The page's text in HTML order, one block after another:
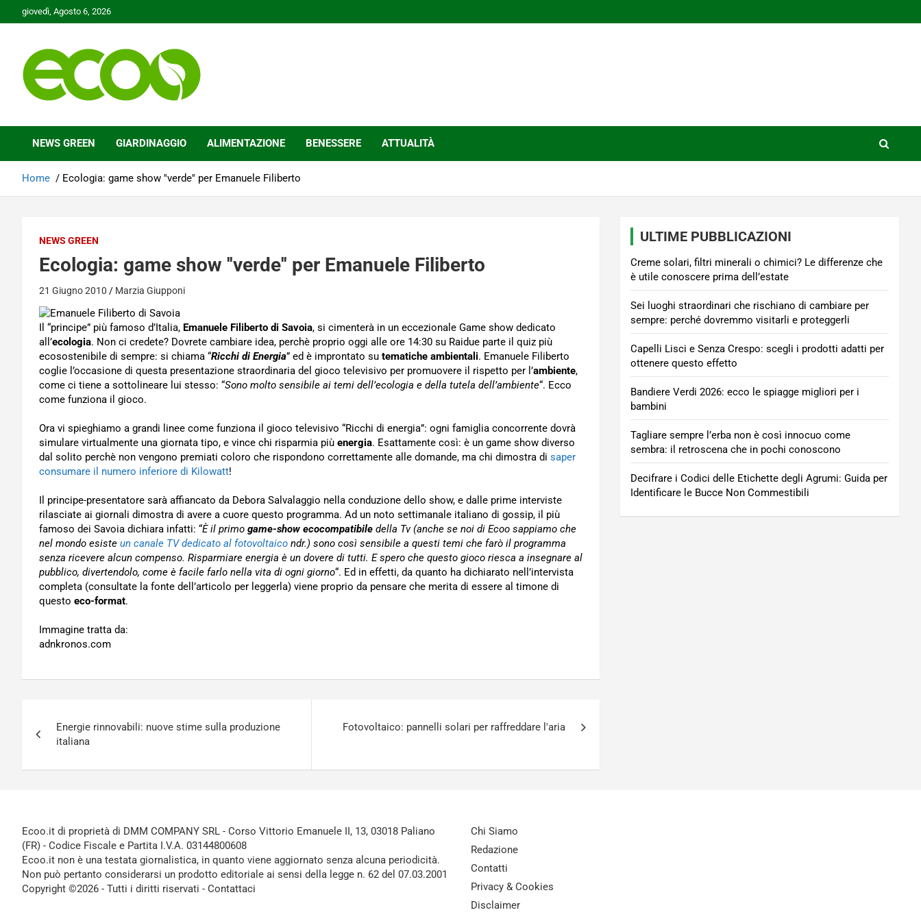
to
giovedì, Agosto 6, 2026
Ecoo.it
NEWS GREEN GIARDINAGGIO ALIMENTAZIONE BENESSERE ATTUALITÀ
Home Ecologia: game show ''verde'' per Emanuele Filiberto
NEWS GREEN
Ecologia: game show ''verde'' per Emanuele Filiberto
21 Giugno 2010 Marzia Giupponi
Il “principe” più famoso d’Italia, Emanuele Filiberto di Savoia, si cimenterà in un eccezionale Game show dedicato
all’ecologia. Non ci credete? Dovrete cambiare idea, perchè proprio oggi alle ore 14:30 su Raidue parte il quiz più
ecosostenibile di sempre: si chiama “Ricchi di Energia” ed è improntato su tematiche ambientali. Emanuele Filiberto
coglie l’occasione di questa presentazione straordinaria del gioco televisivo per promuovere il rispetto per l’ambiente,
come ci tiene a sottolineare lui stesso: “Sono molto sensibile ai temi dell’ecologia e della tutela dell’ambiente“. Ecco
come funziona il gioco.
Ora vi spieghiamo a grandi linee come funziona il gioco televisivo “Ricchi di energia”: ogni famiglia concorrente dovrà
simulare virtualmente una giornata tipo, e vince chi risparmia più energia. Esattamente così: è un game show diverso
dal solito perchè non vengono premiati coloro che rispondono correttamente alle domande, ma chi dimostra di saper
consumare il numero inferiore di Kilowatt!
Il principe-presentatore sarà affiancato da Debora Salvalaggio nella conduzione dello show, e dalle prime interviste
rilasciate ai giornali dimostra di avere a cuore questo programma. Ad un noto settimanale italiano di gossip, il più
famoso dei Savoia dichiara infatti: “È il primo game-show ecocompatibile della Tv (anche se noi di Ecoo sappiamo che
nel mondo esiste un canale TV dedicato al fotovoltaico ndr.) sono così sensibile a questi temi che farò il programma
senza ricevere alcun compenso. Risparmiare energia è un dovere di tutti. E spero che questo gioco riesca a insegnare al
pubblico, divertendolo, come è facile farlo nella vita di ogni giorno“. Ed in effetti, da quanto ha dichiarato nell’intervista
completa (consultate la fonte dell’articolo per leggerla) viene proprio da pensare che merita di essere al timone di
questo eco-format.
Immagine tratta da:
adnkronos.com
articoli
Energie rinnovabili: nuove stime sulla produzione
italiana
Fotovoltaico: pannelli solari per raffreddare l'aria
ULTIME PUBBLICAZIONI
Creme solari, filtri minerali o chimici? Le differenze che
è utile conoscere prima dell’estate
Sei luoghi straordinari che rischiano di cambiare per
sempre: perché dovremmo visitarli e proteggerli
Capelli Lisci e Senza Crespo: scegli i prodotti adatti per
ottenere questo effetto
Bandiere Verdi 2026: ecco le spiagge migliori per i
bambini
Tagliare sempre l’erba non è così innocuo come
sembra: il retroscena che in pochi conoscono
Decifrare i Codici delle Etichette degli Agrumi: Guida per
Identificare le Bucce Non Commestibili
Ecoo.it di proprietà di DMM COMPANY SRL - Corso Vittorio Emanuele II, 13, 03018 Paliano
(FR) - Codice Fiscale e Partita I.V.A. 03144800608
Ecoo.it non è una testata giornalistica, in quanto viene aggiornato senza alcuna periodicità.
Non può pertanto considerarsi un prodotto editoriale ai sensi della legge n. 62 del 07.03.2001
Copyright ©2026 - Tutti i diritti riservati - Contattaci
Chi Siamo
Redazione
Contatti
Privacy & Cookies
Disclaimer